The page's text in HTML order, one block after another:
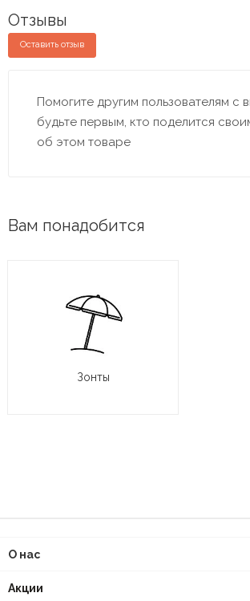
Отзывы
Оставить отзыв
Помогите другим пользователям с
будьте первым, кто поделится
об этом товаре
Вам понадобится
Зонты
О нас
Акции